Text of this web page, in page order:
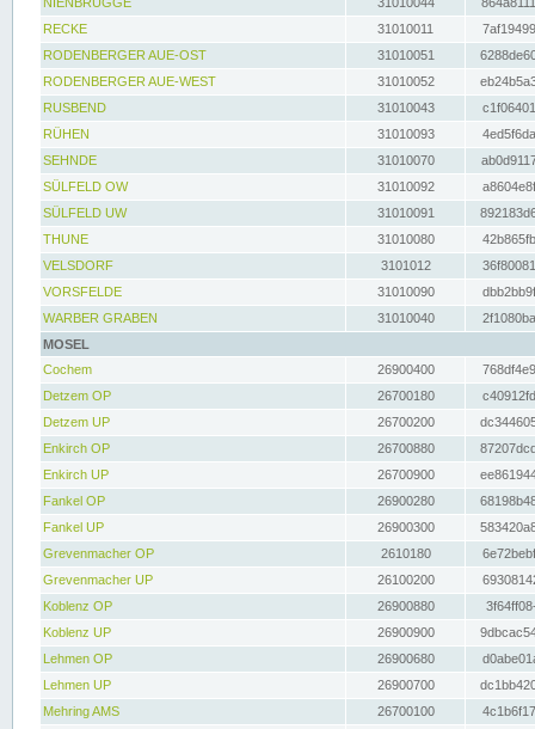
RECKE
31010011
RODENBERGER AUE-OST
31010051
RODENBERGER AUE-WEST
31010052
RUSBEND
31010043
RÜHEN
31010093
SEHNDE
31010070
SÜLFELD OW
31010092
SÜLFELD UW
31010091
THUNE
31010080
VELSDORF
3101012
VORSFELDE
31010090
WARBER GRABEN
31010040
MOSEL
Cochem
26900400
Detzem OP
26700180
Detzem UP
26700200
Enkirch OP
26700880
Enkirch UP
26700900
Fankel OP
26900280
Fankel UP
26900300
Grevenmacher OP
2610180
Grevenmacher UP
26100200
Koblenz OP
26900880
Koblenz UP
26900900
Lehmen OP
26900680
Lehmen UP
26900700
Mehring AMS
26700100